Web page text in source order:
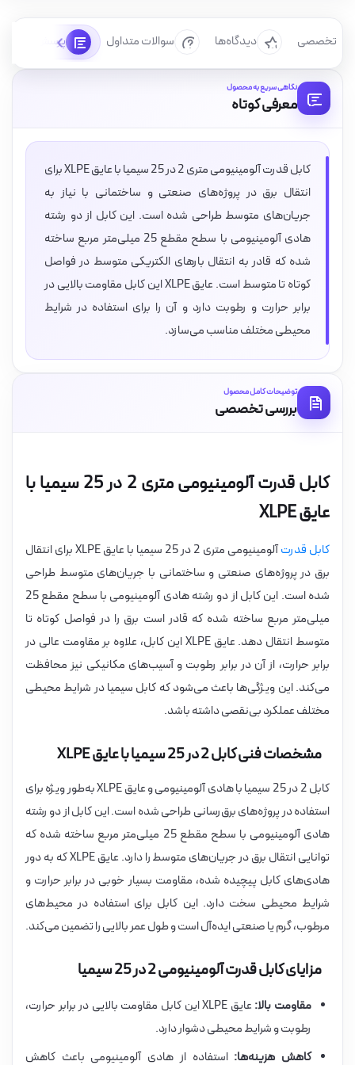
تخصصی دیدگاه‌ها سوالات متداول پرسش‌ها
نگاهی سریع به محصول
معرفی کوتاه
کابل قدرت آلومینیومی متری 2 در 25 سیمیا با عایق XLPE برای
انتقال برق در پروژه‌های صنعتی و ساختمانی با نیاز به
جریان‌های متوسط طراحی شده است. این کابل از دو رشته
هادی آلومینیومی با سطح مقطع 25 میلی‌متر مربع ساخته
شده که قادر به انتقال بارهای الکتریکی متوسط در فواصل
کوتاه تا متوسط است. عایق XLPE این کابل مقاومت بالایی در
برابر حرارت و رطوبت دارد و آن را برای استفاده در شرایط
محیطی مختلف مناسب می‌سازد.
توضیحات کامل محصول
بررسی تخصصی
کابل قدرت آلومینیومی متری 2 در 25 سیمیا با
عایق XLPE
کابل قدرت
آلومینیومی متری 2 در 25 سیمیا با عایق XLPE برای انتقال
برق در پروژه‌های صنعتی و ساختمانی با جریان‌های متوسط طراحی
شده است. این کابل از دو رشته هادی آلومینیومی با سطح مقطع 25
میلی‌متر مربع ساخته شده که قادر است برق را در فواصل کوتاه تا
متوسط انتقال دهد. عایق XLPE این کابل، علاوه بر مقاومت عالی در
برابر حرارت، از آن در برابر رطوبت و آسیب‌های مکانیکی نیز محافظت
می‌کند. این ویژگی‌ها باعث می‌شود که کابل سیمیا در شرایط محیطی
مختلف عملکرد بی‌نقصی داشته باشد.
مشخصات فنی کابل 2 در 25 سیمیا با عایق XLPE
کابل 2 در 25 سیمیا با هادی آلومینیومی و عایق XLPE به‌طور ویژه برای
استفاده در پروژه‌های برق‌رسانی طراحی شده است. این کابل از دو رشته
هادی آلومینیومی با سطح مقطع 25 میلی‌متر مربع ساخته شده که
توانایی انتقال برق در جریان‌های متوسط را دارد. عایق XLPE که به دور
هادی‌های کابل پیچیده شده، مقاومت بسیار خوبی در برابر حرارت و
شرایط محیطی سخت دارد. این کابل برای استفاده در محیط‌های
مرطوب، گرم یا صنعتی ایده‌آل است و طول عمر بالایی را تضمین می‌کند.
مزایای کابل قدرت آلومینیومی 2 در 25 سیمیا
مقاومت بالا:
عایق XLPE این کابل مقاومت بالایی در برابر حرارت،
رطوبت و شرایط محیطی دشوار دارد.
کاهش هزینه‌ها: استفاده از هادی آلومینیومی باعث کاهش